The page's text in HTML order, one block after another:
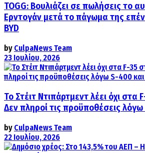
TOGG: Βουλιάζει σε πωλήσεις το
Ερντογάν μετά το πάγωμα της
BYD
by CulpaNews Team
23 Ιουλίου, 2026
Το Στέιτ Ντιπάρτμεντ λέει όχι στα
Δεν πληροί τις προϋποθέσεις λόγω
by CulpaNews Team
22 Ιουλίου, 2026